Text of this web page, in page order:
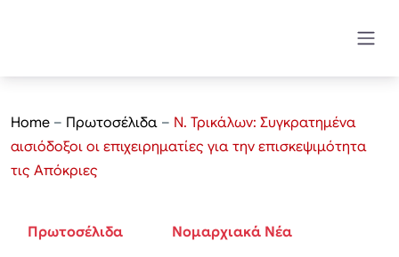
Home – Πρωτοσέλιδα – Ν. Τρικάλων: Συγκρατημένα
αισιόδοξοι οι επιχειρηματίες για την επισκεψιμότητα
τις Απόκριες
Πρωτοσέλιδα Νομαρχιακά Νέα